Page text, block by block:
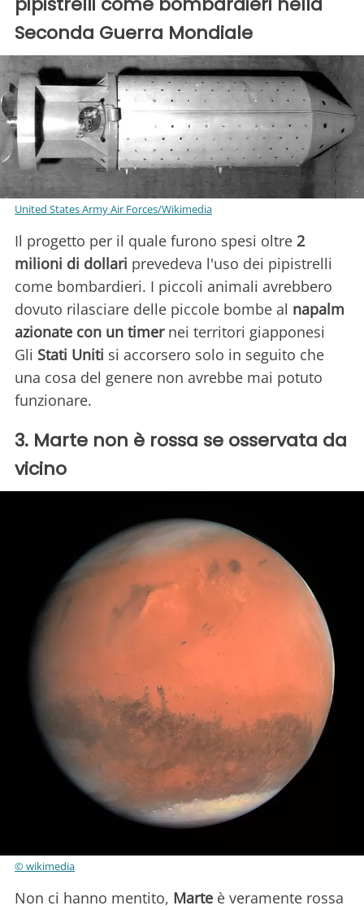
Seconda Guerra Mondiale
United States Army Air Forces/Wikimedia
Il progetto per il quale furono spesi oltre 2
milioni di dollari prevedeva l'uso dei pipistrelli
come bombardieri. I piccoli animali avrebbero
dovuto rilasciare delle piccole bombe al napalm
azionate con un timernei territori giapponesi
Gli Stati Uniti si accorsero solo in seguito che
una cosa del genere non avrebbe mai potuto
funzionare.
3. Marte non è rossa se osservata da
vicino
© wikimedia
Non ci hanno mentito, Marte è veramente rossa